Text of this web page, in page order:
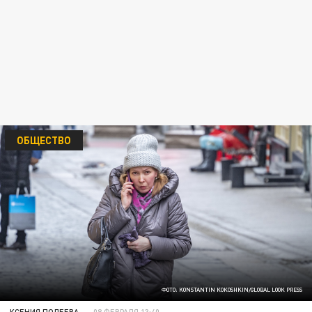
ФОТО: KONSTANTIN KOKOSHKIN/GLOBAL LOOK PRESS
ОБЩЕСТВО